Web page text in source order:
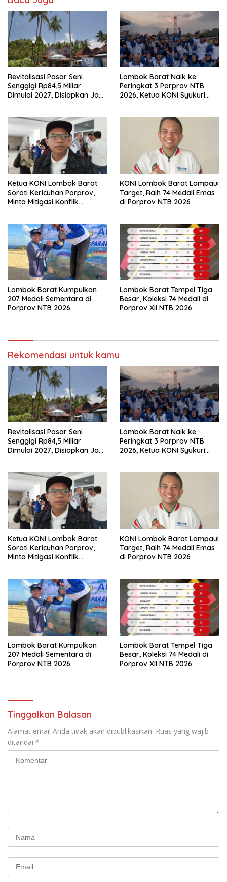
Revitalisasi Pasar Seni
Senggigi Rp84,5 Miliar
Dimulai 2027, Disiapkan Jadi
Lombok Barat Naik ke
Peringkat 3 Porprov NTB
2026, Ketua KONI Syukuri
Ketua KONI Lombok Barat
Soroti Kericuhan Porprov,
Minta Mitigasi Konflik
KONI Lombok Barat Lampaui
Target, Raih 74 Medali Emas
di Porprov NTB 2026
Lombok Barat Kumpulkan
207 Medali Sementara di
Porprov NTB 2026
Lombok Barat Tempel Tiga
Besar, Koleksi 74 Medali di
Porprov XII NTB 2026
Rekomendasi untuk kamu
Revitalisasi Pasar Seni
Senggigi Rp84,5 Miliar
Dimulai 2027, Disiapkan Jadi
Lombok Barat Naik ke
Peringkat 3 Porprov NTB
2026, Ketua KONI Syukuri
Ketua KONI Lombok Barat
Soroti Kericuhan Porprov,
Minta Mitigasi Konflik
KONI Lombok Barat Lampaui
Target, Raih 74 Medali Emas
di Porprov NTB 2026
Lombok Barat Kumpulkan
207 Medali Sementara di
Porprov NTB 2026
Lombok Barat Tempel Tiga
Besar, Koleksi 74 Medali di
Porprov XII NTB 2026
Tinggalkan Balasan
Alamat email Anda tidak akan dipublikasikan. Ruas yang wajib
ditandai *